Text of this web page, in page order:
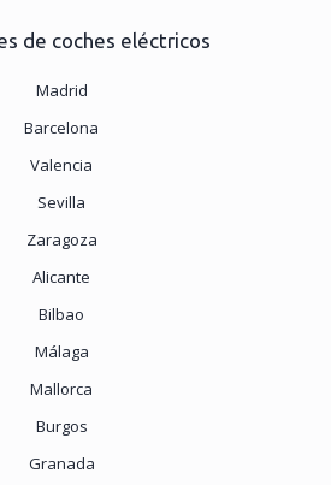
de coches eléctricos
Madrid
Barcelona
Valencia
Sevilla
Zaragoza
Alicante
Bilbao
Málaga
Mallorca
Burgos
Granada